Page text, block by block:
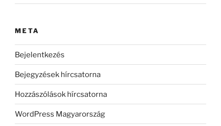
META
Bejelentkezés
Bejegyzések hírcsatorna
Hozzászólások hírcsatorna
WordPress Magyarország